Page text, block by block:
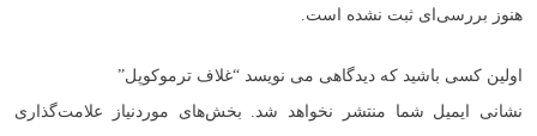
هنوز بررسی‌ای ثبت نشده است.
اولین کسی باشید که دیدگاهی می نویسد “غلاف ترموکوپل”
نشانی ایمیل شما منتشر نخواهد شد.
بخش‌های موردنیاز علامت‌گذاری